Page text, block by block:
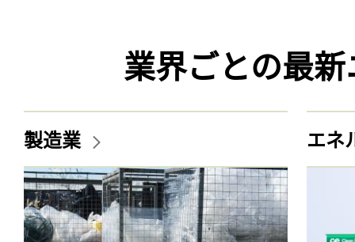
業界ごとの最
製造業 エネ